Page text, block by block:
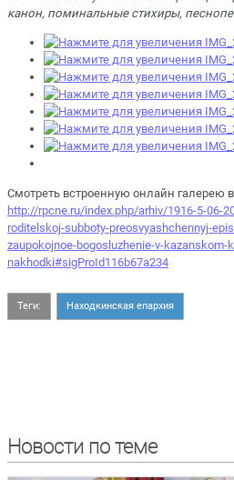
канон, поминальные стихиры,
Смотреть встроенную онлайн галерею
http://rpcne.ru/index.php/arhiv/1916-5-06-
roditelskoj-subboty-preosvyashchennyj-
zaupokojnoe-bogosluzhenie-v-kazanskom-
nakhodki#sigProId116b67a234
Теги: Находкинская епархия
Новости по теме